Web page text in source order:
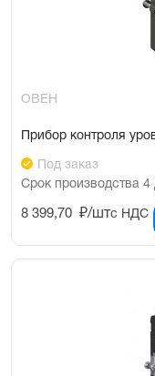
ОВЕН
Прибор контроля
Под заказ
Срок производства 4
8 399,70 ₽/штс НДС